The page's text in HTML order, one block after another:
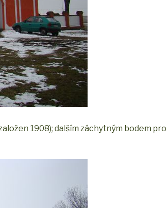
1908); dalším záchytným bodem